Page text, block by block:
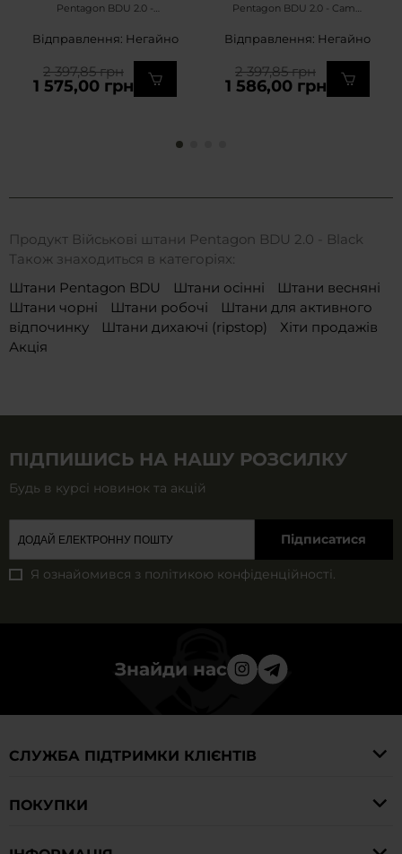
Pentagon BDU 2.0 -
Відправлення: Негайно
1 575,00 грн
2 397,85 грн
Pentagon BDU 2.0 - Camo
Відправлення: Негайно
1 586,00 грн
2 397,85 грн
Продукт Військові штани Pentagon BDU 2.0 - Black
Також знаходиться в категоріях:
Штани Pentagon BDU
Штани осінні
Штани весняні
Штани чорні
Штани робочі
Штани для активного
відпочинку
Штани дихаючі (ripstop)
Хіти продажів
Акція
ПІДПИШИСЬ НА НАШУ РОЗСИЛКУ
Будь в курсі новинок та акцій
Підписатися
Я ознайомився з політикою конфіденційності.
Знайди нас
СЛУЖБА ПІДТРИМКИ КЛІЄНТІВ
ПОКУПКИ